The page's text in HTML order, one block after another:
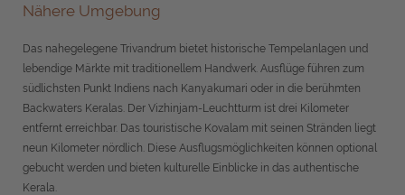
Nähere Umgebung
Das nahegelegene Trivandrum bietet historische Tempelanlagen und
lebendige Märkte mit traditionellem Handwerk. Ausflüge führen zum
südlichsten Punkt Indiens nach Kanyakumari oder in die berühmten
Backwaters Keralas. Der Vizhinjam-Leuchtturm ist drei Kilometer
entfernt erreichbar. Das touristische Kovalam mit seinen Stränden liegt
neun Kilometer nördlich. Diese Ausflugsmöglichkeiten können optional
gebucht werden und bieten kulturelle Einblicke in das authentische
Kerala.